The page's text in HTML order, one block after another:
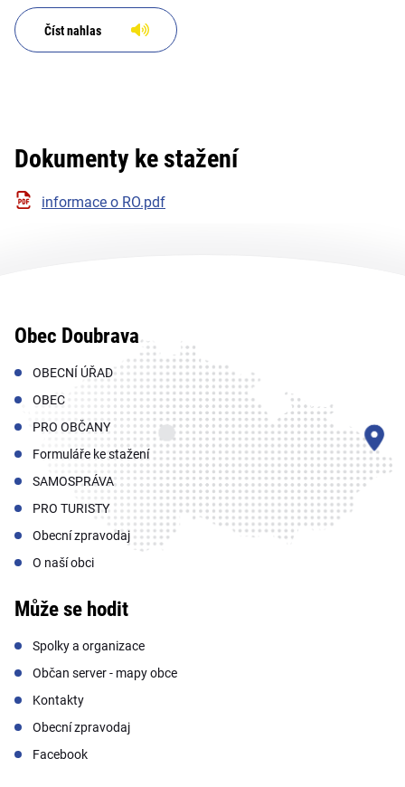
Číst nahlas
Dokumenty ke stažení
informace o RO.pdf
Obec Doubrava
OBECNÍ ÚŘAD
OBEC
PRO OBČANY
Formuláře ke stažení
SAMOSPRÁVA
PRO TURISTY
Obecní zpravodaj
O naší obci
Může se hodit
Spolky a organizace
Občan server - mapy obce
Kontakty
Obecní zpravodaj
Facebook